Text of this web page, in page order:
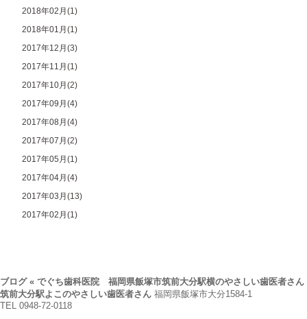
2018年02月(1)
2018年01月(1)
2017年12月(3)
2017年11月(1)
2017年10月(2)
2017年09月(4)
2017年08月(4)
2017年07月(2)
2017年05月(1)
2017年04月(4)
2017年03月(13)
2017年02月(1)
ブログ « でぐち歯科医院 福岡県飯塚市筑前大分駅横のやさしい歯医者さん
筑前大分駅よこのやさしい歯医者さん 福岡県飯塚市大分1584-1
TEL 0948-72-0118